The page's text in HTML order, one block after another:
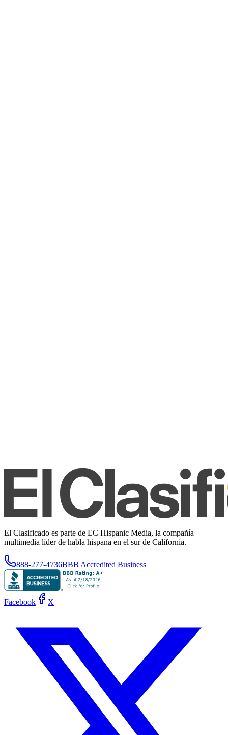
El Clasificado es parte de EC Hispanic Media, la compañía
multimedia líder de habla hispana en el sur de California.
888-277-4736BBB Accredited Business
Facebook X